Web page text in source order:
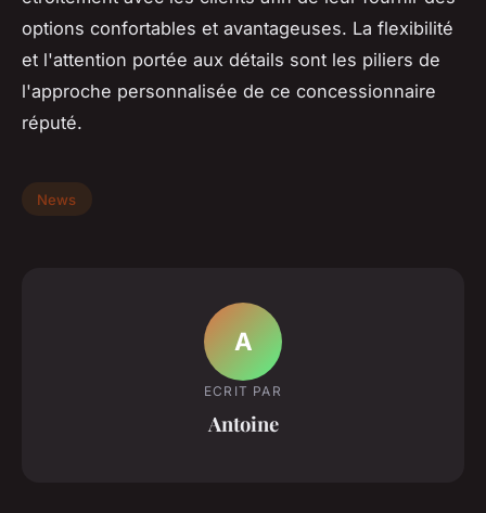
options confortables et avantageuses. La flexibilité
et l'attention portée aux détails sont les piliers de
l'approche personnalisée de ce concessionnaire
réputé.
News
A
ECRIT PAR
Antoine